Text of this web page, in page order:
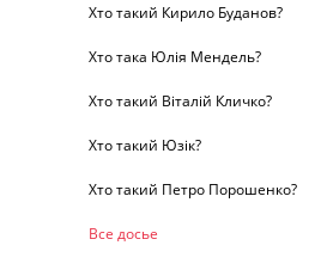
Хто такий Кирило Буданов?
Хто така Юлія Мендель?
Хто такий Віталій Кличко?
Хто такий Юзік?
Хто такий Петро Порошенко?
Все досье